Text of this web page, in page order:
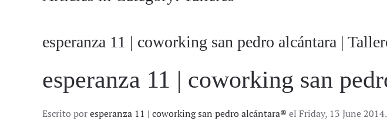
esperanza 11 | coworking san pedro alcántara |
esperanza 11 | coworking san
Escrito poresperanza 11 | coworking san pedro alcántara® el Friday, 13 June